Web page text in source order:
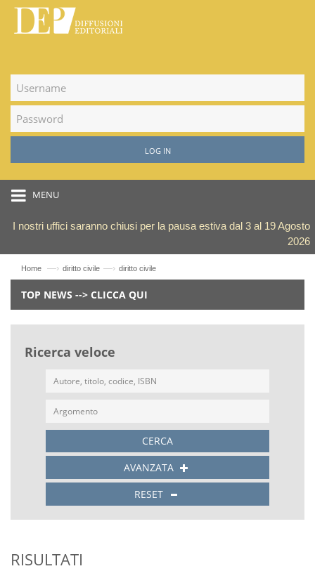
LOG IN
MENU
I nostri uffici saranno chiusi per la pausa estiva dal 3 al 19 Agosto
2026
Home —› diritto civile —› diritto civile
TOP NEWS --> CLICCA QUI
Ricerca veloce
CERCA
AVANZATA
RESET
RISULTATI